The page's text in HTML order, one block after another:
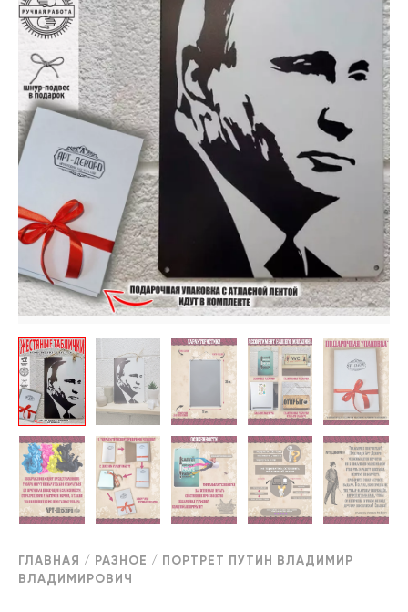
ГЛАВНАЯ / РАЗНОЕ / ПОРТРЕТ ПУТИН ВЛАДИМИР
ВЛАДИМИРОВИЧ